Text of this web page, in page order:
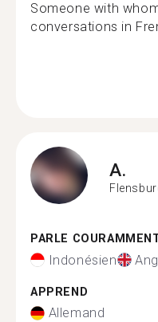
Someone with
conversations in
A.
PARLE
Indonésien
APPREND
Allemand